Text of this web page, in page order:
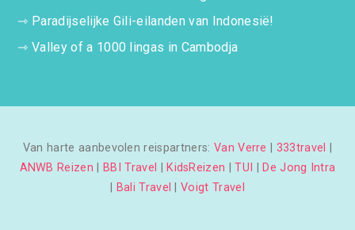
⇾ Paradijselijke Gili-eilanden van Indonesië!
⇾Valley of a 1000 lingas in Cambodja
Van harte aanbevolen reispartners: Van Verre 333travel
ANWB Reizen
BBI Travel KidsReizen |TUI
De Jong Intra
Bali Travel |Voigt Travel